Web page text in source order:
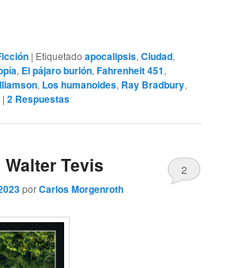
| Etiquetado apocalipsis,Ciudad,
, El pájaro burlón,Fahrenheit 451,
, Los humanoides, Ray Bradbury,
|2 Respuestas
Tevis
porCarlos Morgenroth
2